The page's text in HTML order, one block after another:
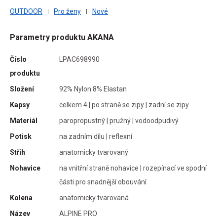
OUTDOOR Pro ženy Nové
Parametry produktu AKANA
Číslo
produktu
LPAC698990
Složení
92% Nylon 8% Elastan
Kapsy
celkem 4 | po straně se zipy | zadní se zipy
Materiál
paropropustný | pružný | vodoodpudivý
Potisk
na zadním dílu | reflexní
Střih
anatomicky tvarovaný
Nohavice
na vnitřní straně nohavice | rozepínací ve spodní
části pro snadnější obouvání
Kolena
anatomicky tvarovaná
Název
ALPINE PRO